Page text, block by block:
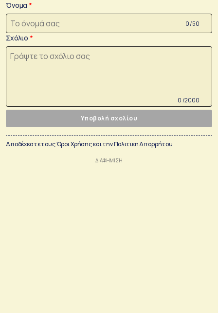
Όνομα
0 /50
Σχόλιο
0 /2000
Υποβολή σχολίου
Αποδέχεστε τουςΌροι Χρήσηςκαι τηνΠολιτικη Απορρήτου